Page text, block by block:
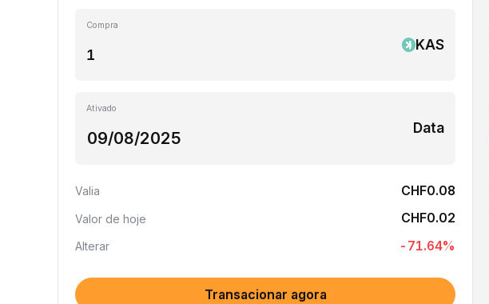
Compra
KAS
Ativado
Data
Valia CHF0.08
Valor de hoje CHF0.02
Alterar -71.64%
Transacionar agora